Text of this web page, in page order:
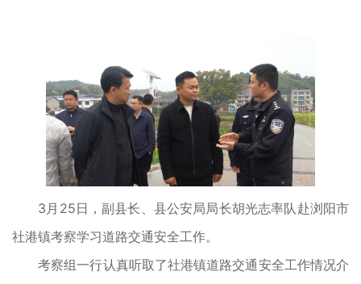
3月25日，副县长、县公安局局长胡光志率队赴浏阳市
社港镇考察学习道路交通安全工作。
考察组一行认真听取了社港镇道路交通安全工作情况介